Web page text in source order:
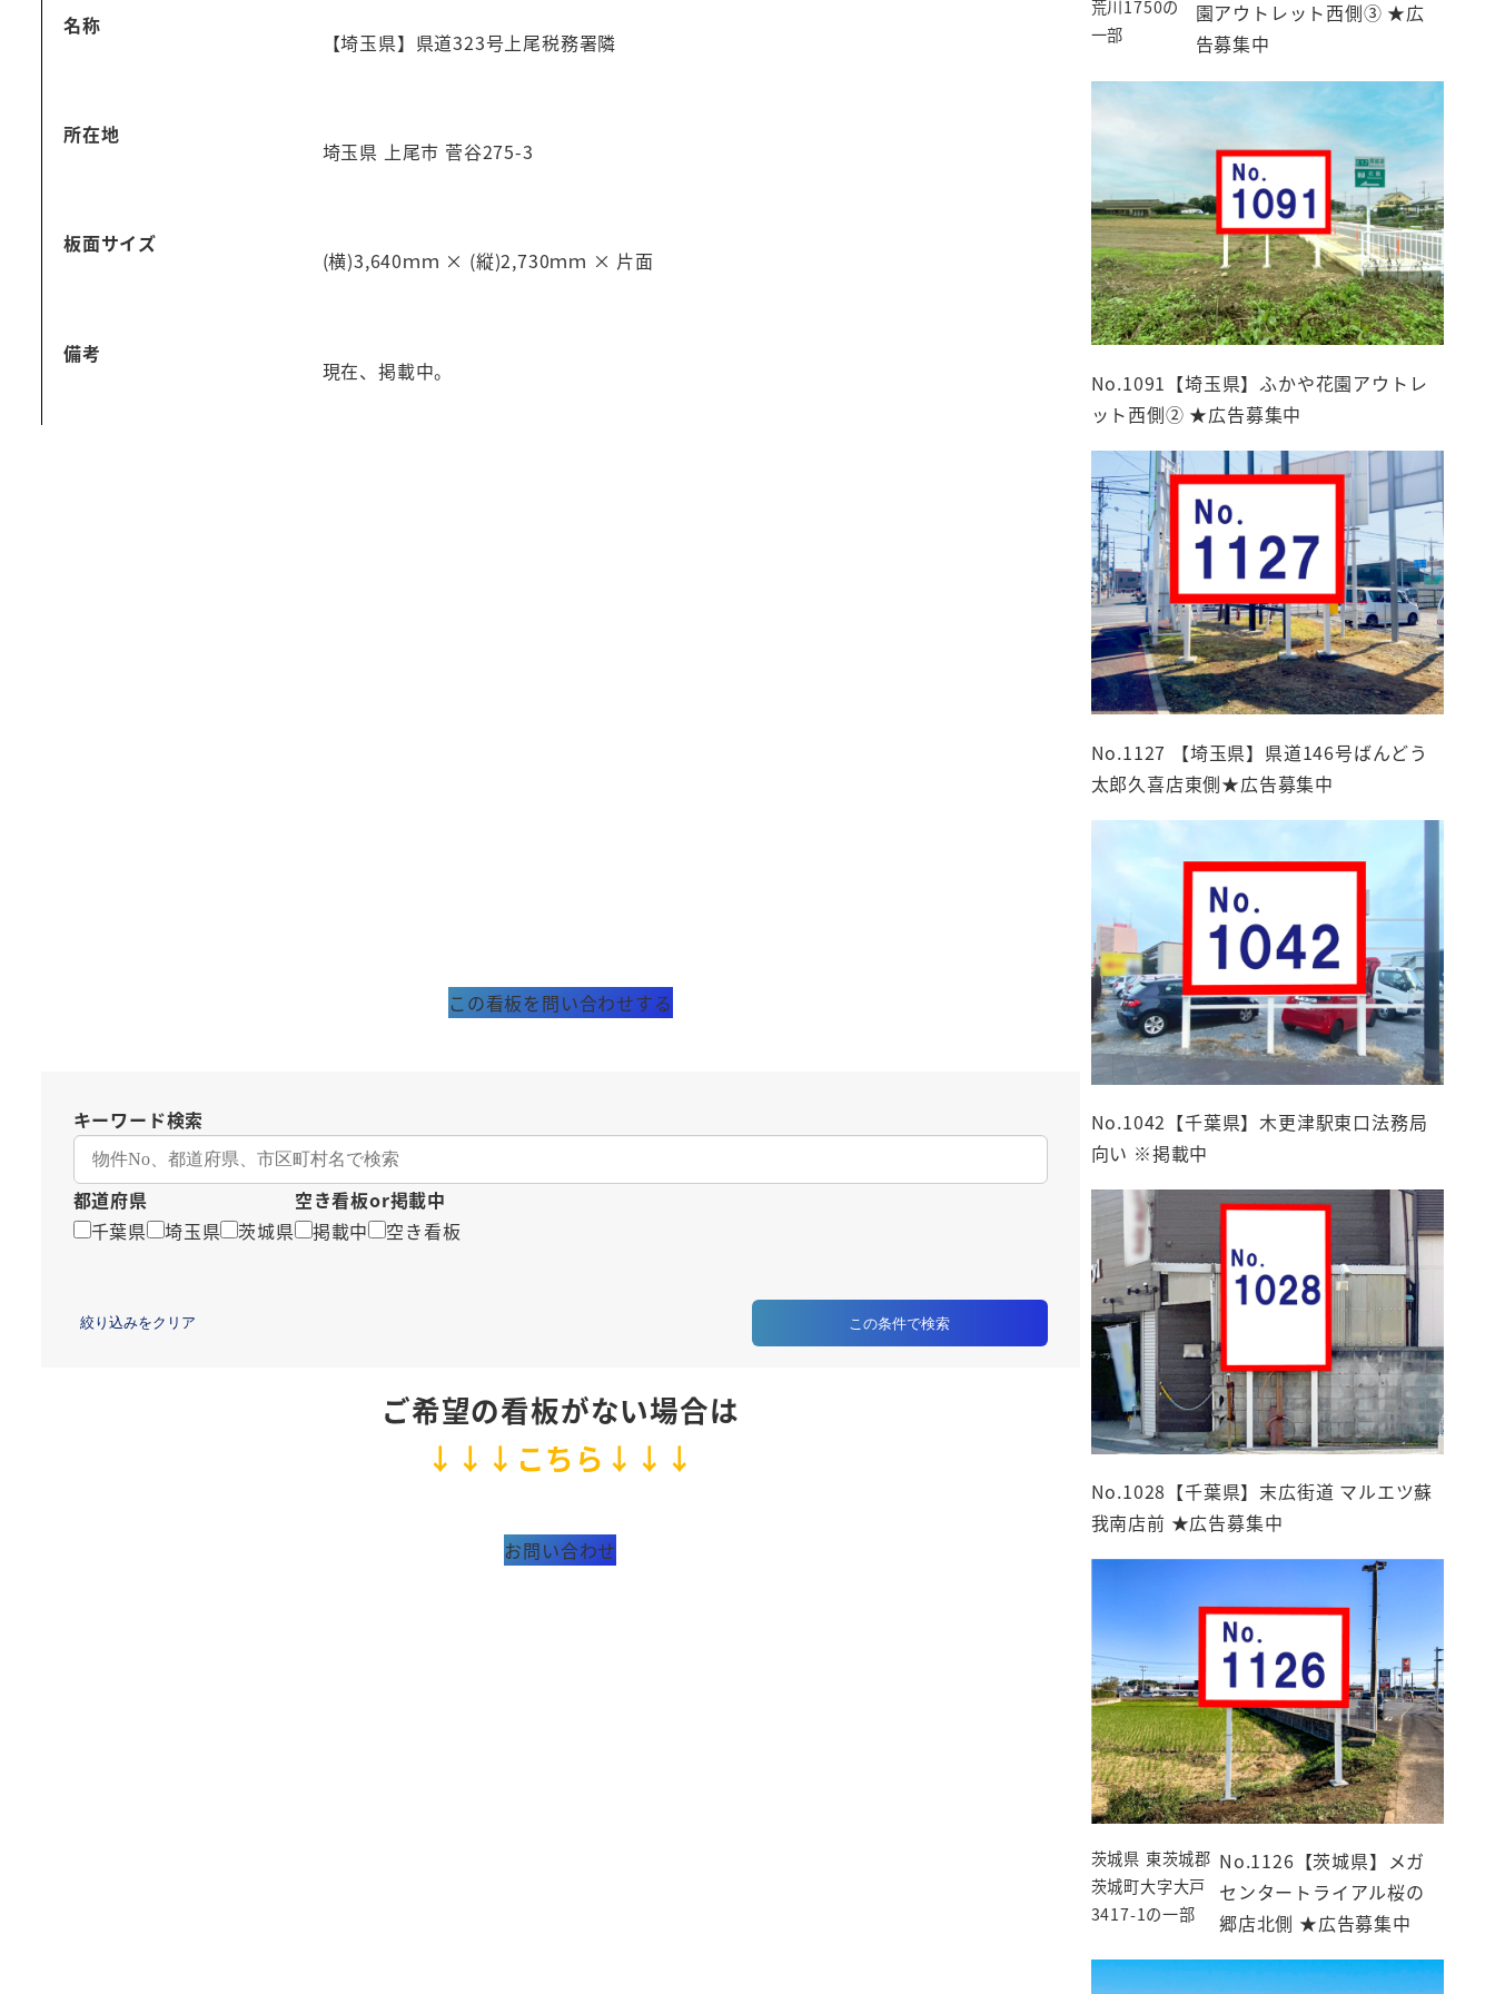
名称
【埼玉県】県道323号上尾税務署隣
所在地
埼玉県 上尾市 菅谷275-3
板面サイズ
(横)3,640ｍｍ × (縦)2,730ｍｍ × 片面
備考
現在、掲載中。
この看板を問い合わせする
キーワード検索
都道府県
千葉県
埼玉県 茨城県
空き看板or掲載中
掲載中
空き看板
絞り込みをクリア この条件で検索
ご希望の看板がない場合は
↓↓↓こちら↓↓↓
お問い合わせ
園アウトレット西側③ ★広
告募集中
荒川1750の
一部
No.1091【埼玉県】ふかや花園アウトレ
ット西側② ★広告募集中
No.1127 【埼玉県】県道146号ばんどう
太郎久喜店東側★広告募集中
No.1042【千葉県】木更津駅東口法務局
向い ※掲載中
No.1028【千葉県】末広街道 マルエツ蘇
我南店前 ★広告募集中
No.1126【茨城県】メガ
センタートライアル桜の
郷店北側 ★広告募集中
茨城県 東茨城郡
茨城町大字大戸
3417-1の一部